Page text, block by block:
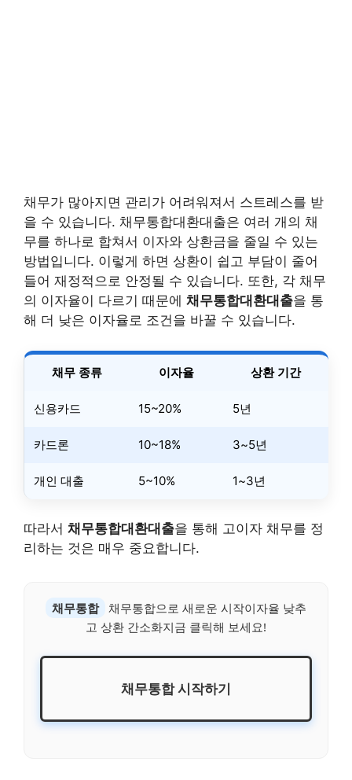
채무가 많아지면 관리가 어려워져서 스트레스를 받
을 수 있습니다. 채무통합대환대출은 여러 개의 채
무를 하나로 합쳐서 이자와 상환금을 줄일 수 있는
방법입니다. 이렇게 하면 상환이 쉽고 부담이 줄어
들어 재정적으로 안정될 수 있습니다. 또한, 각 채무
의 이자율이 다르기 때문에 채무통합대환대출을 통
해 더 낮은 이자율로 조건을 바꿀 수 있습니다.
채무 종류 이자율 상환 기간
신용카드 15~20% 5년
카드론 10~18% 3~5년
개인 대출 5~10% 1~3년
따라서 채무통합대환대출을 통해 고이자 채무를 정
리하는 것은 매우 중요합니다.
채무통합 채무통합으로 새로운 시작이자율 낮추
고 상환 간소화지금 클릭해 보세요!
채무통합 시작하기